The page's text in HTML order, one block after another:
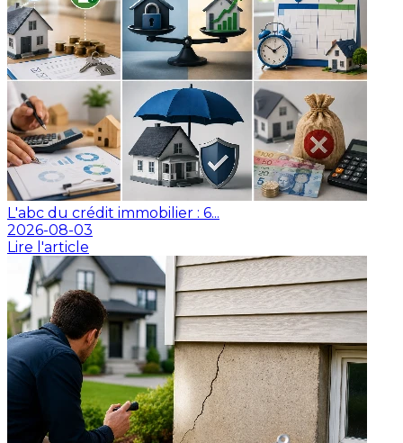
L'abc du crédit immobilier : 6...
2026-08-03
Lire l'article